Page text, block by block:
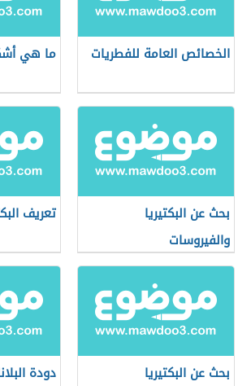
الخصائص العامة للفطريات ما هي
بحث عن البكتيريا
والفيروسات
تعريف
بحث عن البكتيريا دودة